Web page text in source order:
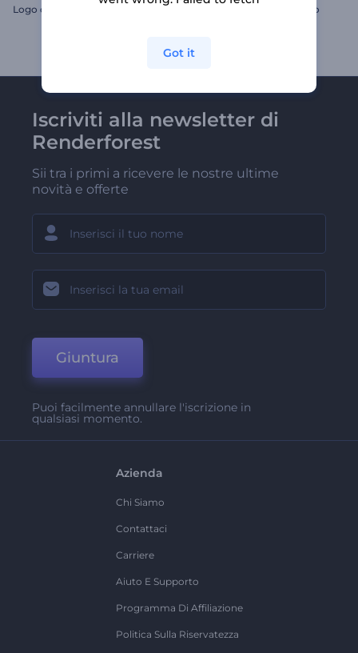
Logo con distorsione glitch Logo olografico sotterraneo
Iscriviti alla newsletter di
Renderforest
Sii tra i primi a ricevere le nostre ultime
novità e offerte
Giuntura
Puoi facilmente annullare l'iscrizione in
qualsiasi momento.
Azienda
Chi Siamo
Contattaci
Carriere
Aiuto E Supporto
Programma Di Affiliazione
Politica Sulla Riservatezza
Got it